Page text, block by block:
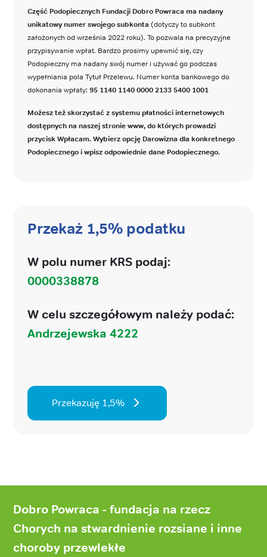
Część Podopiecznych Fundacji Dobro Powraca ma nadany
unikatowy numer swojego subkonta (dotyczy to subkont
założonych od września 2022 roku). To pozwala na precyzyjne
przypisywanie wpłat. Bardzo prosimy upewnić się, czy
Podopieczny ma nadany swój numer i używać go podczas
wypełniania pola Tytuł Przelewu. Numer konta bankowego do
dokonania wpłaty: 95 1140 1140 0000 2133 5400 1001
Możesz też skorzystać z systemu płatności internetowych
dostępnych na naszej stronie www, do których prowadzi
przycisk Wpłacam. Wybierz opcję Darowizna dla konkretnego
Podopiecznego i wpisz odpowiednie dane Podopiecznego.
Przekaż 1,5% podatku
W polu numer KRS podaj:
0000338878
W celu szczegółowym należy podać:
Andrzejewska 4222
Przekazuję 1,5%
stronyDobro Powraca - fundacja na rzecz
Chorych na stwardnienie rozsiane i inne
choroby przewlekłe